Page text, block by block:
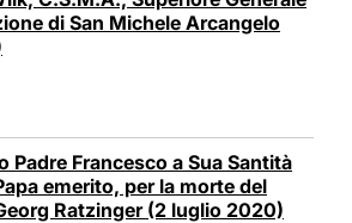
di San Michele Arcangelo
Padre Francesco a Sua Santità
emerito, per la morte del
Ratzinger (2 luglio 2020)